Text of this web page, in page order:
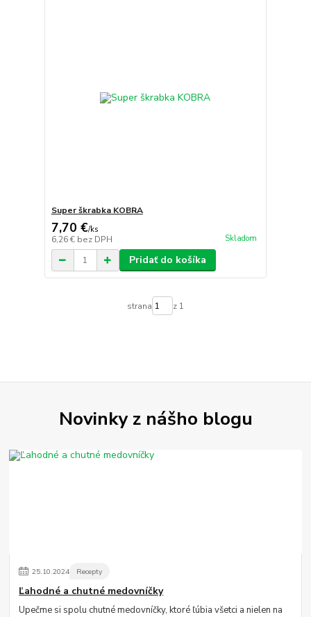
Super škrabka KOBRA
7,70 €/ks
6,26 € bez DPH Skladom
Pridať do košíka
strana z 1
Novinky z nášho blogu
25.10.2024 Recepty
Ľahodné a chutné medovníčky
Upečme si spolu chutné medovníčky, ktoré ľúbia všetci a nielen na